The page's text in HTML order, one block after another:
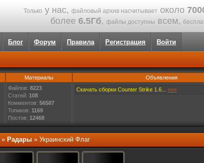
Только у нас, файловый архив насчитывает около
более 6.5Гб, файлы доступны всем,
Блог Форум Правила Регистрация Войти
Материалы
Файлов: 8223
Статей: 108
Комментов: 56587
Топиков: 1169
Постов: 12468
Объявления
Скачать сборки Counter Strike 1.6...
>>>
» Радары » Украинский Флаг